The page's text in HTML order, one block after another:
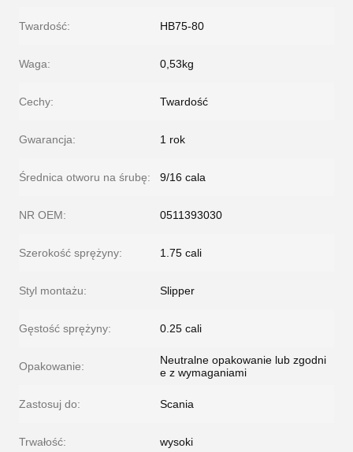
Twardość: HB75-80
Waga: 0,53kg
Cechy: Twardość
Gwarancja: 1 rok
Średnica otworu na śrubę: 9/16 cala
NR OEM: 0511393030
Szerokość sprężyny: 1.75 cali
Styl montażu: Slipper
Gęstość sprężyny: 0.25 cali
Opakowanie:
Neutralne opakowanie lub zgodni
e z wymaganiami
Zastosuj do: Scania
Trwałość: wysoki